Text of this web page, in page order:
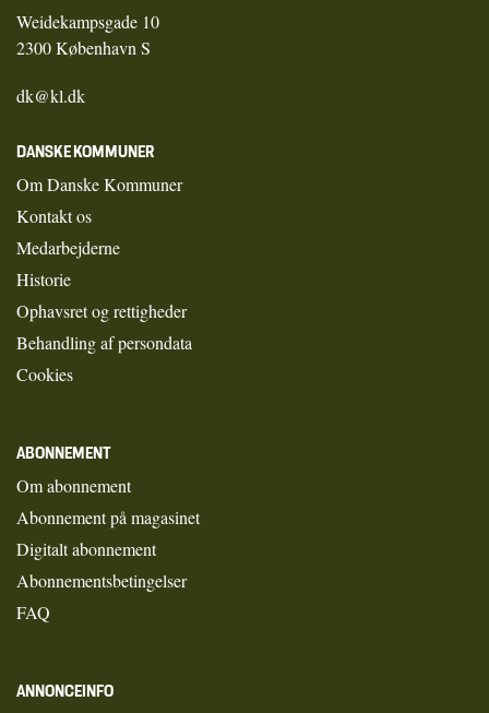
Weidekampsgade 10
2300 København S
dk@kl.dk
DANSKE KOMMUNER
Om Danske Kommuner
Kontakt os
Medarbejderne
Historie
Ophavsret og rettigheder
Behandling af persondata
Cookies
ABONNEMENT
Om abonnement
Abonnement på magasinet
Digitalt abonnement
Abonnementsbetingelser
FAQ
ANNONCEINFO